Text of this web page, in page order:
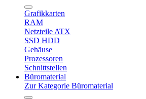
Grafikkarten
RAM
Netzteile ATX
SSD HDD
Gehäuse
Prozessoren
Schnittstellen
Büromaterial
Zur Kategorie Büromaterial